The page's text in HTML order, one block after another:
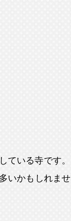
ている寺です。
いかもしれませ